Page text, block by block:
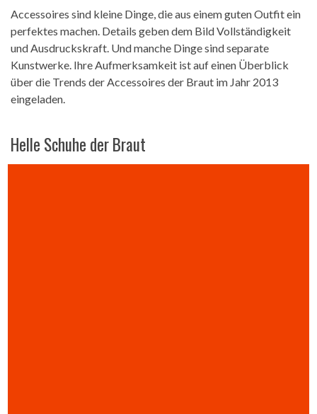
Accessoires sind kleine Dinge, die aus einem guten Outfit ein
perfektes machen. Details geben dem Bild Vollständigkeit
und Ausdruckskraft. Und manche Dinge sind separate
Kunstwerke. Ihre Aufmerksamkeit ist auf einen Überblick
über die Trends der Accessoires der Braut im Jahr 2013
eingeladen.
Helle Schuhe der Braut